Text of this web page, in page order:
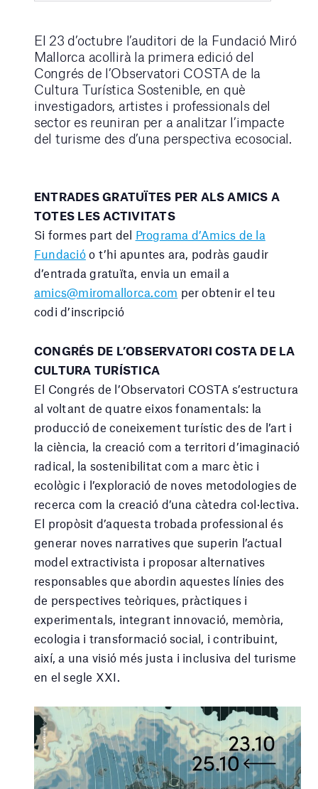
El 23 d’octubre l’auditori de la Fundació Miró
Mallorca acollirà la primera edició del
Congrés de l’Observatori COSTA de la
Cultura Turística Sostenible, en què
investigadors, artistes i professionals del
sector es reuniran per a analitzar l’impacte
del turisme des d’una perspectiva ecosocial.
ENTRADES GRATUÏTES PER ALS AMICS A
TOTES LES ACTIVITATS
Si formes part del Programa d’Amics de la
Fundacióo t’hi apuntes ara, podràs gaudir
d’entrada gratuïta, envia un email a
amics@miromallorca.com per obtenir el teu
codi d’inscripció
CONGRÉS DE L’OBSERVATORI COSTA DE LA
CULTURA TURÍSTICA
El Congrés de l’Observatori COSTA s’estructura
al voltant de quatre eixos fonamentals: la
producció de coneixement turístic des de l’art i
la ciència, la creació com a territori d’imaginació
radical, la sostenibilitat com a marc ètic i
ecològic i l’exploració de noves metodologies de
recerca com la creació d’una càtedra col·lectiva.
El propòsit d’aquesta trobada professional és
generar noves narratives que superin l’actual
model extractivista i proposar alternatives
responsables que abordin aquestes línies des
de perspectives teòriques, pràctiques i
experimentals, integrant innovació, memòria,
ecologia i transformació social, i contribuint,
així, a una visió més justa i inclusiva del turisme
en el segle XXI.